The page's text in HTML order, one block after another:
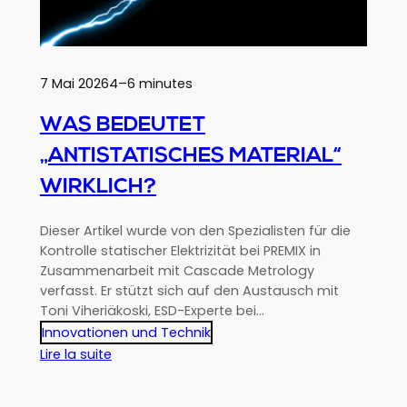
7 Mai 20264–6 minutes
WAS BEDEUTET
„ANTISTATISCHES MATERIAL“
WIRKLICH?
Dieser Artikel wurde von den Spezialisten für die
Kontrolle statischer Elektrizität bei PREMIX in
Zusammenarbeit mit Cascade Metrology
verfasst. Er stützt sich auf den Austausch mit
Toni Viheriäkoski, ESD-Experte bei…
Innovationen und Technik
Lire la suite: